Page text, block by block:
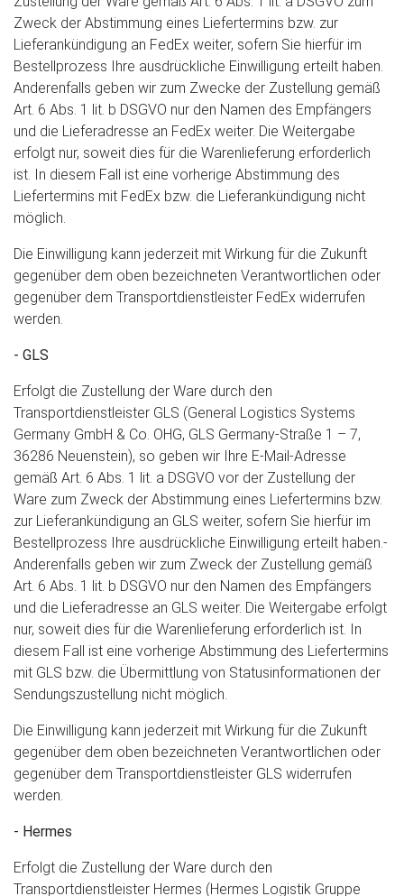
Zweck der Abstimmung eines Liefertermins bzw. zur
Lieferankündigung an FedEx weiter, sofern Sie hierfür im
Bestellprozess Ihre ausdrückliche Einwilligung erteilt haben.
Anderenfalls geben wir zum Zwecke der Zustellung gemäß
Art. 6 Abs. 1 lit. b DSGVO nur den Namen des Empfängers
und die Lieferadresse an FedEx weiter. Die Weitergabe
erfolgt nur, soweit dies für die Warenlieferung erforderlich
ist. In diesem Fall ist eine vorherige Abstimmung des
Liefertermins mit FedEx bzw. die Lieferankündigung nicht
möglich.
Die Einwilligung kann jederzeit mit Wirkung für die Zukunft
gegenüber dem oben bezeichneten Verantwortlichen oder
gegenüber dem Transportdienstleister FedEx widerrufen
werden.
- GLS
Erfolgt die Zustellung der Ware durch den
Transportdienstleister GLS (General Logistics Systems
Germany GmbH & Co. OHG, GLS Germany-Straße 1 – 7,
36286 Neuenstein), so geben wir Ihre E-Mail-Adresse
gemäß Art. 6 Abs. 1 lit. a DSGVO vor der Zustellung der
Ware zum Zweck der Abstimmung eines Liefertermins bzw.
zur Lieferankündigung an GLS weiter, sofern Sie hierfür im
Bestellprozess Ihre ausdrückliche Einwilligung erteilt haben.-
Anderenfalls geben wir zum Zweck der Zustellung gemäß
Art. 6 Abs. 1 lit. b DSGVO nur den Namen des Empfängers
und die Lieferadresse an GLS weiter. Die Weitergabe erfolgt
nur, soweit dies für die Warenlieferung erforderlich ist. In
diesem Fall ist eine vorherige Abstimmung des Liefertermins
mit GLS bzw. die Übermittlung von Statusinformationen der
Sendungszustellung nicht möglich.
Die Einwilligung kann jederzeit mit Wirkung für die Zukunft
gegenüber dem oben bezeichneten Verantwortlichen oder
gegenüber dem Transportdienstleister GLS widerrufen
werden.
- Hermes
Erfolgt die Zustellung der Ware durch den
Transportdienstleister Hermes (Hermes Logistik Gruppe